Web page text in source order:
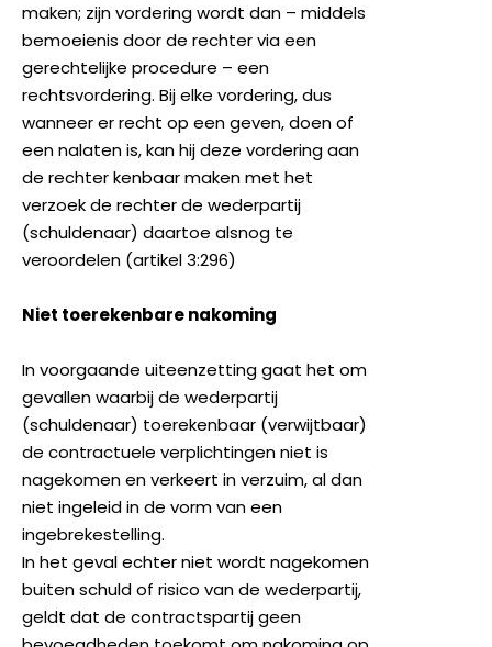
maken; zijn vordering wordt dan – middels
bemoeienis door de rechter via een
gerechtelijke procedure – een
rechtsvordering. Bij elke vordering, dus
wanneer er recht op een geven, doen of
een nalaten is, kan hij deze vordering aan
de rechter kenbaar maken met het
verzoek de rechter de wederpartij
(schuldenaar) daartoe alsnog te
veroordelen (artikel 3:296)
Niet toerekenbare nakoming
In voorgaande uiteenzetting gaat het om
gevallen waarbij de wederpartij
(schuldenaar) toerekenbaar (verwijtbaar)
de contractuele verplichtingen niet is
nagekomen en verkeert in verzuim, al dan
niet ingeleid in de vorm van een
ingebrekestelling.
In het geval echter niet wordt nagekomen
buiten schuld of risico van de wederpartij,
geldt dat de contractspartij geen